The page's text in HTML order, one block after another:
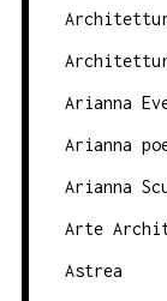
Arianna
Arianna
Arianna
Arte
Astrea